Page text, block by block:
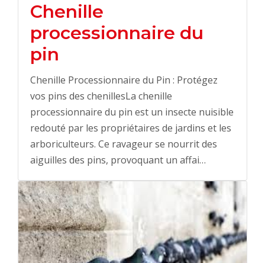
Chenille
processionnaire du
pin
Chenille Processionnaire du Pin : Protégez
vos pins des chenillesLa chenille
processionnaire du pin est un insecte nuisible
redouté par les propriétaires de jardins et les
arboriculteurs. Ce ravageur se nourrit des
aiguilles des pins, provoquant un affai…